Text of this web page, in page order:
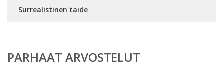
Surrealistinen taide
PARHAAT ARVOSTELUT